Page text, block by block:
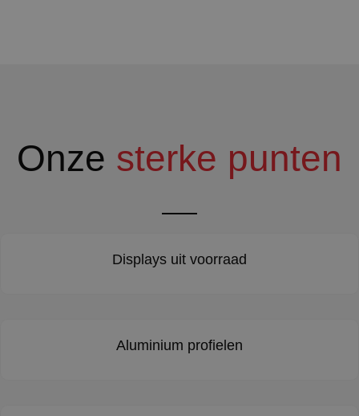
Onze sterke punten
Displays uit voorraad
Aluminium profielen